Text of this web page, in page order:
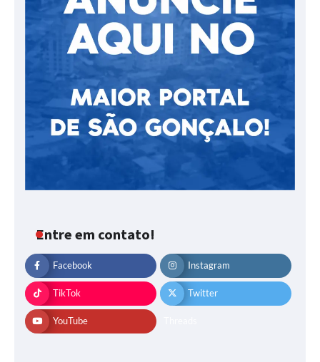
Entre em contato!
Facebook Instagram
TikTok Twitter
YouTube